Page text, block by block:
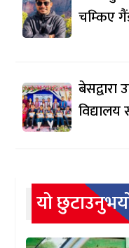
चम्किए
बेसद्वारा
विद्यालय
यो